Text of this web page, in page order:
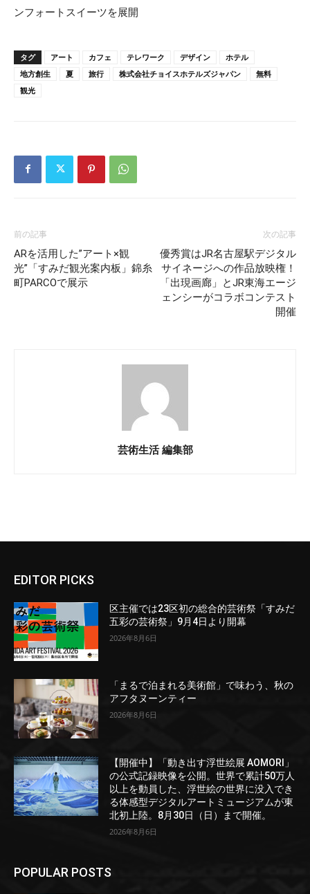
ンフォートスイーツを展開
タグ アート カフェ テレワーク デザイン
ホテル
地方創生
夏 旅行 株式会社チョイスホテルズジャパン
無料
観光
前の記事
ARを活用した”アート×観
光”「すみだ観光案内板」錦糸
町PARCOで展示
次の記事
優秀賞はJR名古屋駅デジタル
サイネージへの作品放映権！
「出現画廊」とJR東海エージ
ェンシーがコラボコンテスト
開催
芸術生活 編集部
EDITOR PICKS
区主催では23区初の総合的芸術祭「すみだ
五彩の芸術祭」9月4日より開幕
2026年8月6日
「まるで泊まれる美術館」で味わう、秋の
アフタヌーンティー
2026年8月6日
【開催中】「動き出す浮世絵展 AOMORI」
の公式記録映像を公開。世界で累計50万人
以上を動員した、浮世絵の世界に没入でき
る体感型デジタルアートミュージアムが東
北初上陸。8月30日（日）まで開催。
2026年8月6日
POPULAR POSTS